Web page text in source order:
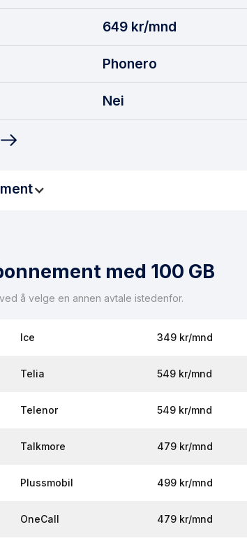
649 kr/mnd
Phonero
Nei
med 100 GB
å velge en annen avtale istedenfor.
Ice 349 kr/mnd
Telia 549 kr/mnd
Telenor 549 kr/mnd
Talkmore 479 kr/mnd
Plussmobil 499 kr/mnd
OneCall 479 kr/mnd